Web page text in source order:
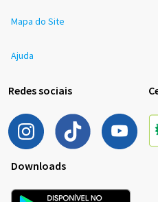
Mapa do Site
Ajuda
Redes sociais
Downloads